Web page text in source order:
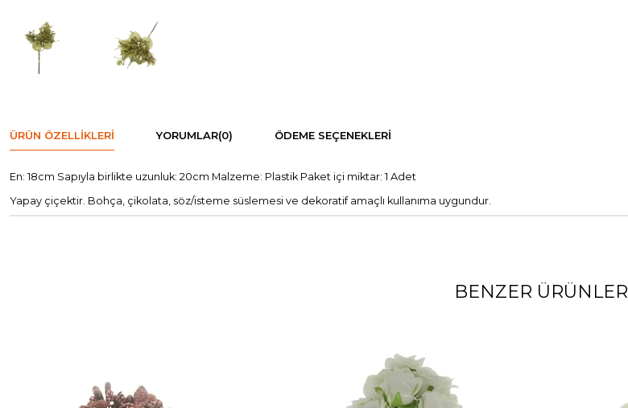
ÜRÜN ÖZELLIKLERI YORUMLAR(0) ÖDEME SEÇENEKLERI
En: 18cm Sapıyla birlikte uzunluk: 20cm Malzeme: Plastik Paket içi miktar: 1 Adet
Yapay çiçektir. Bohça, çikolata, söz/isteme süslemesi ve dekoratif amaçlı kullanıma uygundur.
BENZER ÜRÜNLER